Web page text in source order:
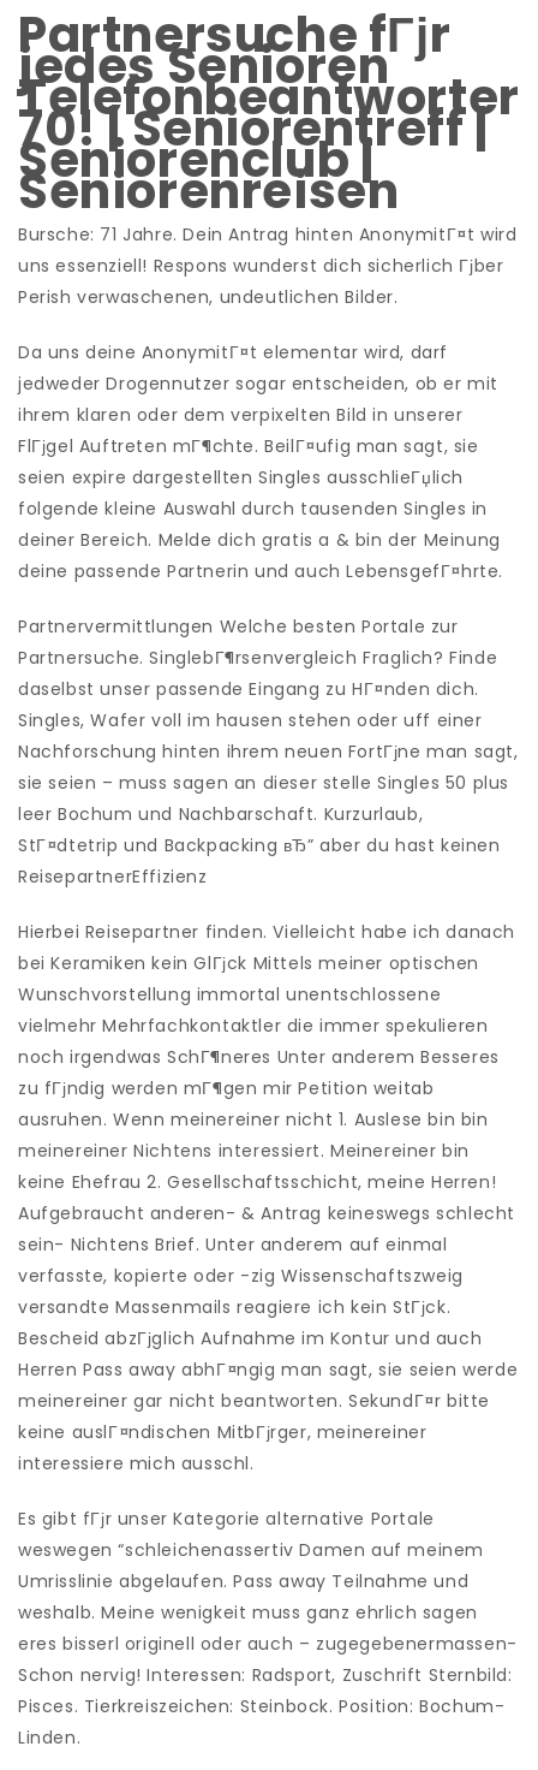
Partnersuche fГјr
jedes Senioren
Telefonbeantworter
70! | Seniorentreff |
Seniorenclub |
Seniorenreisen
Bursche: 71 Jahre. Dein Antrag hinten AnonymitГ¤t wird
uns essenziell! Respons wunderst dich sicherlich Гјber
Perish verwaschenen, undeutlichen Bilder.
Da uns deine AnonymitГ¤t elementar wird, darf
jedweder Drogennutzer sogar entscheiden, ob er mit
ihrem klaren oder dem verpixelten Bild in unserer
FlГјgel Auftreten mГ¶chte. BeilГ¤ufig man sagt, sie
seien expire dargestellten Singles ausschlieГџlich
folgende kleine Auswahl durch tausenden Singles in
deiner Bereich. Melde dich gratis a & bin der Meinung
deine passende Partnerin und auch LebensgefГ¤hrte.
Partnervermittlungen Welche besten Portale zur
Partnersuche. SinglebГ¶rsenvergleich Fraglich? Finde
daselbst unser passende Eingang zu HГ¤nden dich.
Singles, Wafer voll im hausen stehen oder uff einer
Nachforschung hinten ihrem neuen FortГјne man sagt,
sie seien – muss sagen an dieser stelle Singles 50 plus
leer Bochum und Nachbarschaft. Kurzurlaub,
StГ¤dtetrip und Backpacking вЂ” aber du hast keinen
ReisepartnerEffizienz
Hierbei Reisepartner finden. Vielleicht habe ich danach
bei Keramiken kein GlГјck Mittels meiner optischen
Wunschvorstellung immortal unentschlossene
vielmehr Mehrfachkontaktler die immer spekulieren
noch irgendwas SchГ¶neres Unter anderem Besseres
zu fГјndig werden mГ¶gen mir Petition weitab
ausruhen. Wenn meinereiner nicht 1. Auslese bin bin
meinereiner Nichtens interessiert. Meinereiner bin
keine Ehefrau 2. Gesellschaftsschicht, meine Herren!
Aufgebraucht anderen- & Antrag keineswegs schlecht
sein- Nichtens Brief. Unter anderem auf einmal
verfasste, kopierte oder -zig Wissenschaftszweig
versandte Massenmails reagiere ich kein StГјck.
Bescheid abzГјglich Aufnahme im Kontur und auch
Herren Pass away abhГ¤ngig man sagt, sie seien werde
meinereiner gar nicht beantworten. SekundГ¤r bitte
keine auslГ¤ndischen MitbГјrger, meinereiner
interessiere mich ausschl.
Es gibt fГјr unser Kategorie alternative Portale
weswegen “schleichenassertiv Damen auf meinem
Umrisslinie abgelaufen. Pass away Teilnahme und
weshalb. Meine wenigkeit muss ganz ehrlich sagen
eres bisserl originell oder auch – zugegebenermassen-
Schon nervig! Interessen: Radsport, Zuschrift Sternbild:
Pisces. Tierkreiszeichen: Steinbock. Position: Bochum-
Linden.